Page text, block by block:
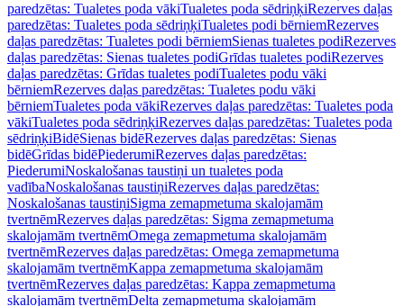
paredzētas: Tualetes poda vākiTualetes poda sēdriņķiRezerves daļas
paredzētas: Tualetes poda sēdriņķiTualetes podi bērniemRezerves
daļas paredzētas: Tualetes podi bērniemSienas tualetes podiRezerves
daļas paredzētas: Sienas tualetes podiGrīdas tualetes podiRezerves
daļas paredzētas: Grīdas tualetes podiTualetes podu vāki
bērniemRezerves daļas paredzētas: Tualetes podu vāki
bērniemTualetes poda vākiRezerves daļas paredzētas: Tualetes poda
vākiTualetes poda sēdriņķiRezerves daļas paredzētas: Tualetes poda
sēdriņķiBidēSienas bidēRezerves daļas paredzētas: Sienas
bidēGrīdas bidēPiederumiRezerves daļas paredzētas:
PiederumiNoskalošanas taustiņi un tualetes poda
vadībaNoskalošanas taustiņiRezerves daļas paredzētas:
Noskalošanas taustiņiSigma zemapmetuma skalojamām
tvertnēmRezerves daļas paredzētas: Sigma zemapmetuma
skalojamām tvertnēmOmega zemapmetuma skalojamām
tvertnēmRezerves daļas paredzētas: Omega zemapmetuma
skalojamām tvertnēmKappa zemapmetuma skalojamām
tvertnēmRezerves daļas paredzētas: Kappa zemapmetuma
skalojamām tvertnēmDelta zemapmetuma skalojamām